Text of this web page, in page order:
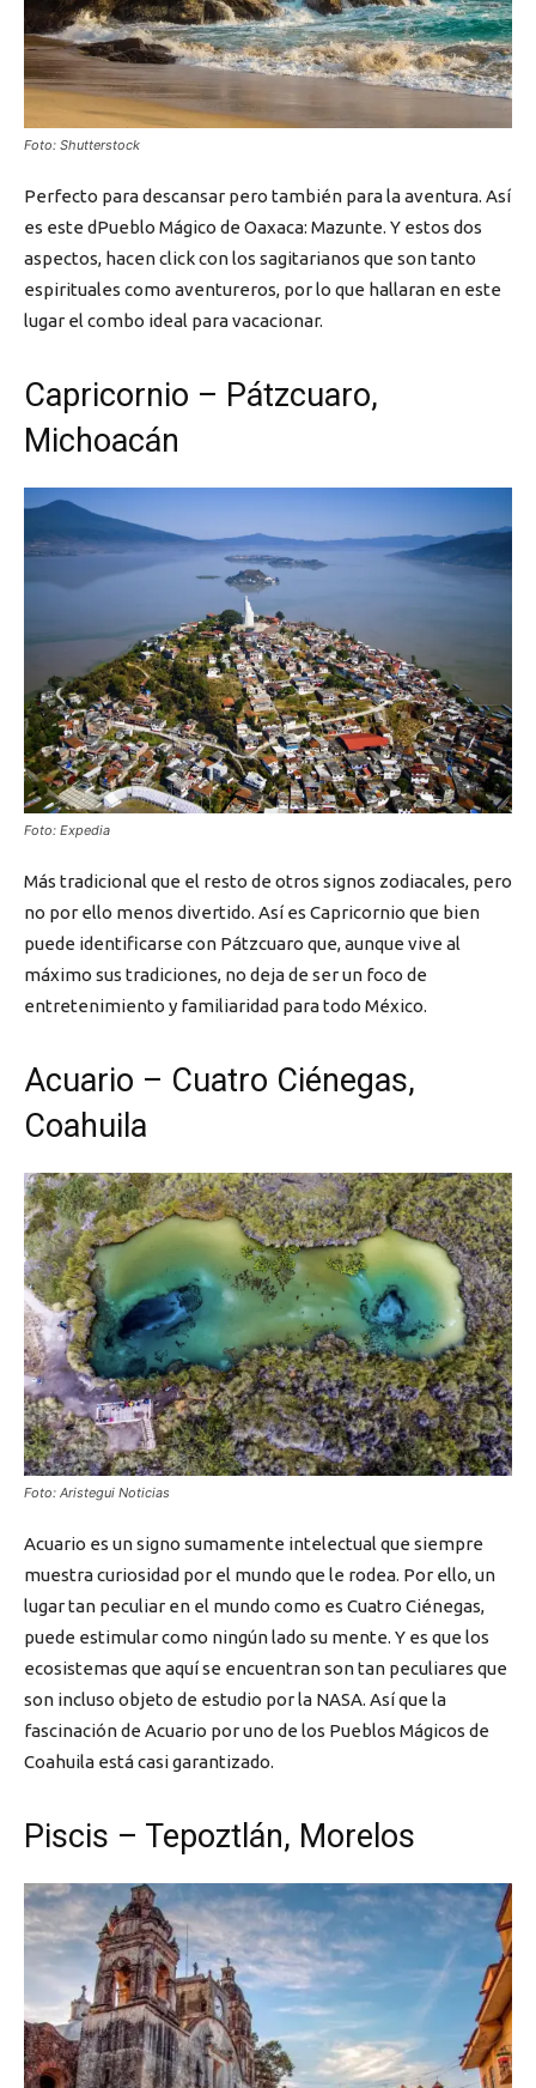
Foto: Shutterstock
Perfecto para descansar pero también para la aventura. Así
es este dPueblo Mágico de Oaxaca: Mazunte. Y estos dos
aspectos, hacen click con los sagitarianos que son tanto
espirituales como aventureros, por lo que hallaran en este
lugar el combo ideal para vacacionar.
Capricornio – Pátzcuaro,
Michoacán
Foto: Expedia
Más tradicional que el resto de otros signos zodiacales, pero
no por ello menos divertido. Así es Capricornio que bien
puede identificarse con Pátzcuaro que, aunque vive al
máximo sus tradiciones, no deja de ser un foco de
entretenimiento y familiaridad para todo México.
Acuario – Cuatro Ciénegas,
Coahuila
Foto: Aristegui Noticias
Acuario es un signo sumamente intelectual que siempre
muestra curiosidad por el mundo que le rodea. Por ello, un
lugar tan peculiar en el mundo como es Cuatro Ciénegas,
puede estimular como ningún lado su mente. Y es que los
ecosistemas que aquí se encuentran son tan peculiares que
son incluso objeto de estudio por la NASA. Así que la
fascinación de Acuario por uno de los Pueblos Mágicos de
Coahuila está casi garantizado.
Piscis – Tepoztlán, Morelos